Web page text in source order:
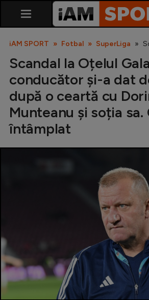
SuperLiga
Cupa României
Echipa Națională
Fotbal feminin
Special
Diverse
Inedit
iAM SPORT Fotbal SuperLiga
Scandal la Oțelul
conducător și-a dat
după o ceartă cu
Munteanu și soția sa.
întâmplat